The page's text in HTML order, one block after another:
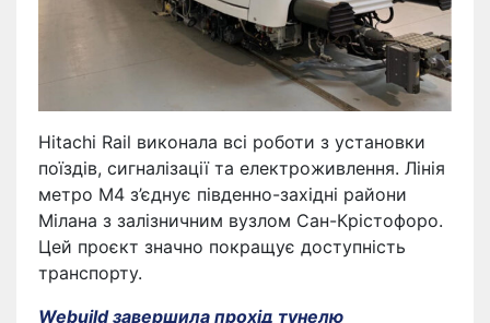
Hitachi Rail виконала всі роботи з установки
поїздів, сигналізації та електроживлення. Лінія
метро M4 з’єднує південно-західні райони
Мілана з залізничним вузлом Сан-Крістофоро.
Цей проєкт значно покращує доступність
транспорту.
Webuild завершила прохід тунелю